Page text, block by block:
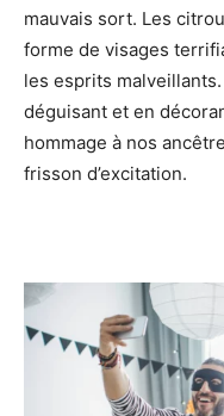
mauvais sort. Les
forme de visages
les esprits
déguisant et en
hommage à nos
frisson d’excitation.